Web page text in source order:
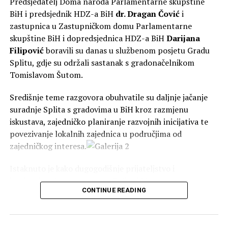
Za provedbu ovog projekta Ministarstvo će
osigurati122.000,00 KM, što čini 23,22 posto ukupnog
iznosa.
Sufinanciranje kredita EIB-a i daljnji
razvoj grada
Treći ugovor odnosi se na sufinanciranje godišnje
otplate investicijskog kredita Europske investicijske
banke (EIB) u ukupnom iznosu od 290.000,00 KM, gdje
će Ministarstvo sudjelovati s70.000,00 KM
posto).
dodatna sredstva za nastavak realizacije ključnih
infrastrukturnih projekata te daljnje unaprjeđenje
komunalne infrastrukture na području Grada Širokog
BiH i predsjednik HDZ-a BiH dr. Dragan Čovići
zastupnica u Zastupničkom domu Parlamentarne
skupštine BiH i dopredsjednica HDZ-a BiHDarijana
Filipovićboravili su danas u službenom posjetu Gradu
Splitu, gdje su održali sastanak s gradonačelnikom
Tomislavom Šutom.
Središnje teme razgovora obuhvatile su daljnje jačanje
suradnje Splita s gradovima u BiH kroz razmjenu
iskustava, zajedničko planiranje razvojnih inicijativa te
povezivanje lokalnih zajednica u područjima od
zajedničkog interesa.
institucionalna povezanost Splita i Mostara
predstavljaju uspješan primjer prekogranične suradnje,
obrazovne i druge oblike partnerstva. Naglašeno je kako
CONTINUE READING